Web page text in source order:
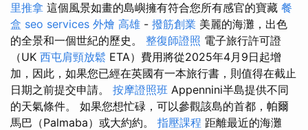
里推拿 這個風景如畫的島嶼擁有符合您所有感官的寶藏 餐
盒 seo services 外燴 高雄 - 撥筋創業 美麗的海灘，出色
的全景和一個世紀的歷史。 整復師證照 電子旅行許可證
（UK 西屯肩頸放鬆 ETA）費用將從2025年4月9日起增
加，因此，如果您已經在英國有一本旅行書，則值得在截止
日期之前提交申請。 按摩證照班 Appennini半島提供不同
的天氣條件。 如果您想忙碌，可以參觀該島的首都，帕爾
馬巴（Palmaba）或大約約。 指壓課程 距離最近的海灘